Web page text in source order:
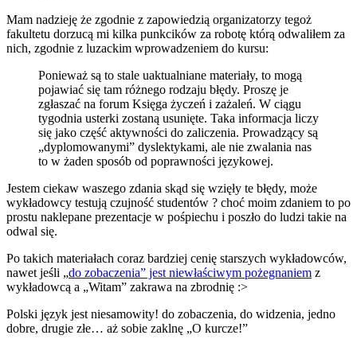
Mam nadzieję że zgodnie z zapowiedzią organizatorzy tegoż
fakultetu dorzucą mi kilka punkcików za robotę którą odwaliłem za
nich, zgodnie z luzackim wprowadzeniem do kursu:
Ponieważ są to stale uaktualniane materiały, to mogą
pojawiać się tam różnego rodzaju błędy. Proszę je
zgłaszać na forum Księga życzeń i zażaleń. W ciągu
tygodnia usterki zostaną usunięte. Taka informacja liczy
się jako część aktywności do zaliczenia. Prowadzący są
„dyplomowanymi” dyslektykami, ale nie zwalania nas
to w żaden sposób od poprawności językowej.
Jestem ciekaw waszego zdania skąd się wzięły te błędy, może
wykładowcy testują czujność studentów ? choć moim zdaniem to po
prostu naklepane prezentacje w pośpiechu i poszło do ludzi takie na
odwal się.
Po takich materiałach coraz bardziej cenię starszych wykładowców,
nawet jeśli „do zobaczenia” jest niewłaściwym pożegnaniem z
wykładowcą a „Witam” zakrawa na zbrodnię :>
Polski język jest niesamowity! do zobaczenia, do widzenia, jedno
dobre, drugie złe… aż sobie zaklnę „O kurcze!”